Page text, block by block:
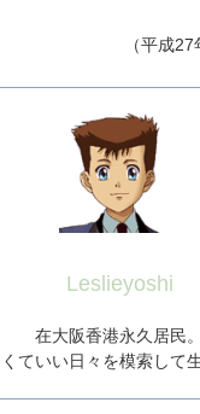
（平成
Leslieyoshi
在大阪香港永久居民。
ていい日々を模索して